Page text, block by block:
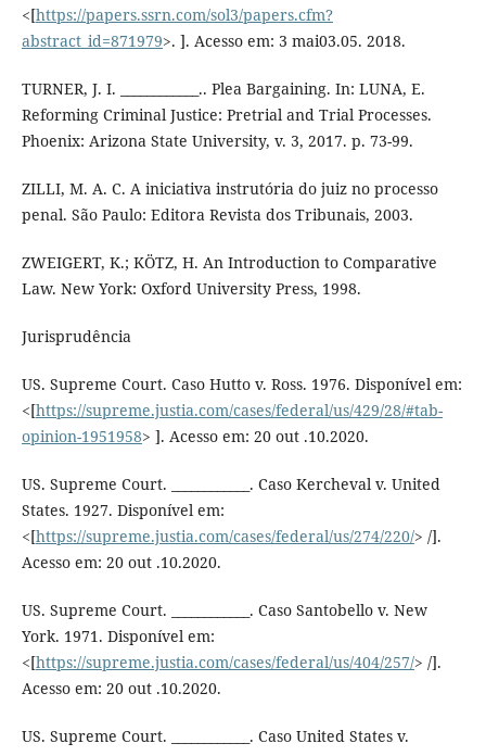
<[https://papers.ssrn.com/sol3/papers.cfm?
abstract_id=871979>. ]. Acesso em: 3 mai03.05. 2018.
TURNER, J. I. ____________.. Plea Bargaining. In: LUNA, E.
Reforming Criminal Justice: Pretrial and Trial Processes.
Phoenix: Arizona State University, v. 3, 2017. p. 73-99.
ZILLI, M. A. C. A iniciativa instrutória do juiz no processo
penal. São Paulo: Editora Revista dos Tribunais, 2003.
ZWEIGERT, K.; KÖTZ, H. An Introduction to Comparative
Law. New York: Oxford University Press, 1998.
Jurisprudência
US. Supreme Court. Caso Hutto v. Ross. 1976. Disponível em:
<[https://supreme.justia.com/cases/federal/us/429/28/#tab-
opinion-1951958> ]. Acesso em: 20 out .10.2020.
US. Supreme Court. ____________. Caso Kercheval v. United
States. 1927. Disponível em:
<[https://supreme.justia.com/cases/federal/us/274/220/> /].
Acesso em: 20 out .10.2020.
US. Supreme Court. ____________. Caso Santobello v. New
York. 1971. Disponível em:
<[https://supreme.justia.com/cases/federal/us/404/257/> /].
Acesso em: 20 out .10.2020.
US. Supreme Court. ____________. Caso United States v.